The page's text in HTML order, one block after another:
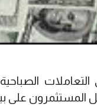
التعاملات
المستثمرون على